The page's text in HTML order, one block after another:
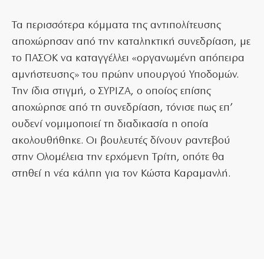
Τα περισσότερα κόμματα της αντιπολίτευσης
αποχώρησαν από την καταληκτική συνεδρίαση, με
το ΠΑΣΟΚ να καταγγέλλει «οργανωμένη απόπειρα
αμνήστευσης» του πρώην υπουργού Υποδομών.
Την ίδια στιγμή, ο ΣΥΡΙΖΑ, ο οποίος επίσης
αποχώρησε από τη συνεδρίαση, τόνισε πως επ’
ουδενί νομιμοποιεί τη διαδικασία η οποία
ακολουθήθηκε. Οι βουλευτές δίνουν ραντεβού
στην Ολομέλεια την ερχόμενη Τρίτη, οπότε θα
στηθεί η νέα κάλπη για τον Κώστα Καραμανλή.